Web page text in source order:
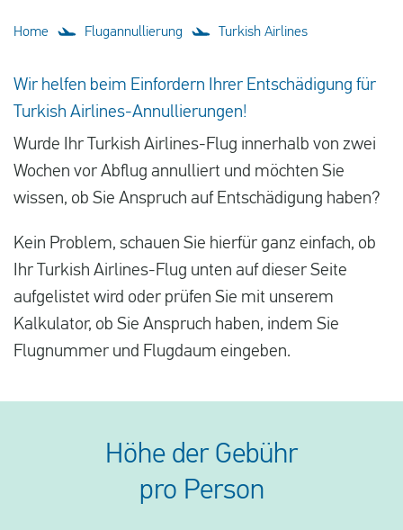
Presse
Über uns
Kontakt
Home Flugannullierung Turkish Airlines
Wir helfen beim Einfordern Ihrer Entschädigung für
Turkish Airlines-Annullierungen!
Wurde Ihr Turkish Airlines-Flug innerhalb von zwei
Wochen vor Abflug annulliert und möchten Sie
wissen, ob Sie Anspruch auf Entschädigung haben?
Kein Problem, schauen Sie hierfür ganz einfach, ob
Ihr Turkish Airlines-Flug unten auf dieser Seite
aufgelistet wird oder prüfen Sie mit unserem
Kalkulator, ob Sie Anspruch haben, indem Sie
Flugnummer und Flugdaum eingeben.
Höhe der Gebühr
pro Person